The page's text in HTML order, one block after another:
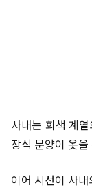
사내는 회색 계
장식 문양이 옷
이어 시선이 사